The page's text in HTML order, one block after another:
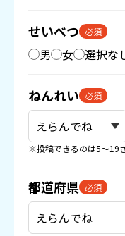
せいべつ 必須
男 女 選択な
ねんれい 必須
※投稿できるのは5〜19
都道府県 必須